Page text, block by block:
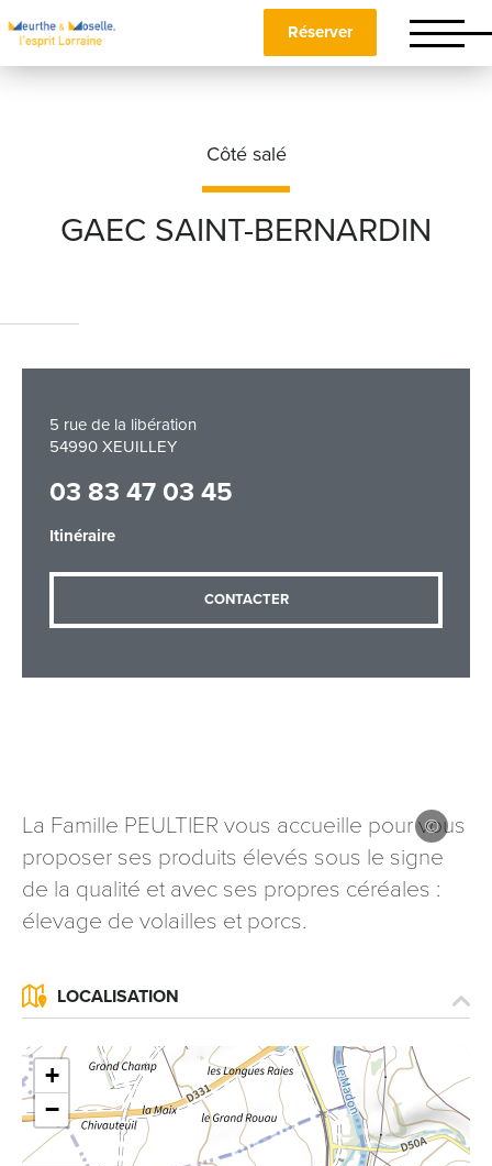
Réserver
Côté salé
GAEC SAINT-BERNARDIN
5 rue de la libération
54990 XEUILLEY
03 83 47 03 45
Itinéraire
CONTACTER
La Famille PEULTIER vous accueille pour vous
proposer ses produits élevés sous le signe
de la qualité et avec ses propres céréales :
élevage de volailles et porcs.
LOCALISATION
+
−
Prénom*
Adresse email*
Message*
Les informations recueillies à partir de ce formulaire sont
nécessaires au traitement de votre demande (sauf
mention contraire). Vous disposez d’un droit d’accès, de
rectification et d’opposition aux données vous concernant,
signé accompagné de la copie d’un titre d’identité à
esplanade Jacques-Baudot CO 90019 54035 NANCY
cedex
reCAPTCHA